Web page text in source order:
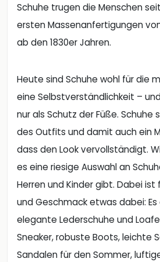
Schuhe trugen die Menschen
ersten Massenanfertigungen
ab den 1830er Jahren.
Heute sind Schuhe wohl für die
eine Selbstverständlichkeit –
nur als Schutz der Füße. Schuhe
des Outfits und damit auch ein
dass den Look vervollständigt.
es eine riesige Auswahl an
Herren und Kinder gibt. Dabei ist
und Geschmack etwas dabei:
elegante Lederschuhe und
Sneaker, robuste Boots, leichte
Sandalen für den Sommer,